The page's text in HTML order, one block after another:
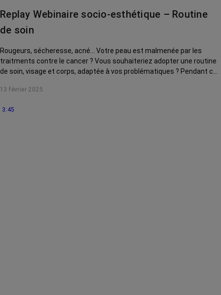
Replay Webinaire socio-esthétique – Routine
de soin
Rougeurs, sécheresse, acné... Votre peau est malmenée par les
traitments contre le cancer ? Vous souhaiteriez adopter une routine
de soin, visage et corps, adaptée à vos problématiques ? Pendant ce
produits incontournables, à avoir dans votre salle de bain pour
juillet 2024.
13 février 2025
3:45